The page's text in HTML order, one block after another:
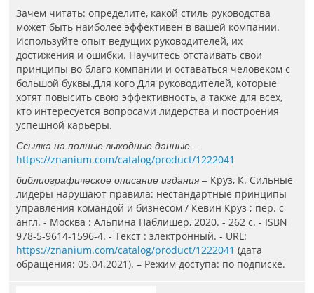
Зачем читать: определите, какой стиль руководства
может быть наиболее эффективен в вашей компании.
Используйте опыт ведущих руководителей, их
достижения и ошибки. Научитесь отстаивать свои
принципы во благо компании и оставаться человеком с
большой буквы.Для кого Для руководителей, которые
хотят повысить свою эффективность, а также для всех,
кто интересуется вопросами лидерства и построения
успешной карьеры.
Ссылка на полные выходные данные –
https://znanium.com/catalog/product/1222041
библиографическое описание издания – Круз, К. Сильные
лидеры нарушают правила: нестандартные принципы
управления командой и бизнесом / Кевин Круз ; пер. с
англ. - Москва : Альпина Паблишер, 2020. - 262 с. - ISBN
978-5-9614-1596-4. - Текст : электронный. - URL:
https://znanium.com/catalog/product/1222041 (дата
обращения: 05.04.2021). – Режим доступа: по подписке.